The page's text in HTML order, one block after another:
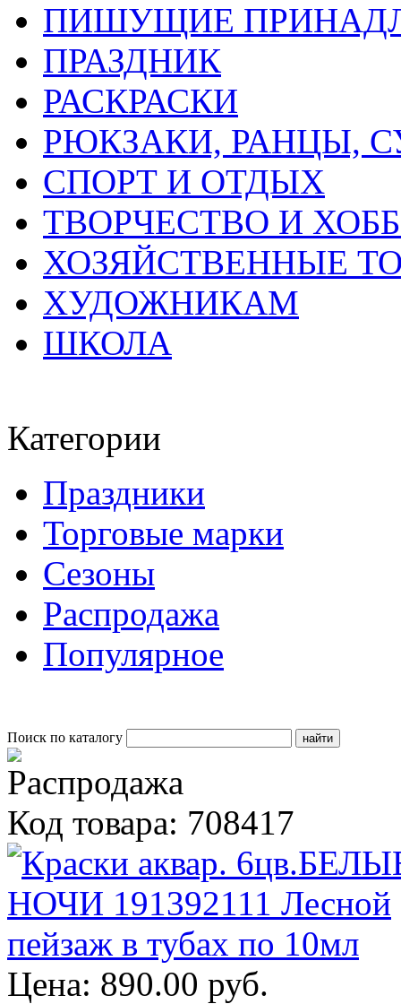
ПИШУЩИЕ
ПРАЗДНИК
РАСКРАСКИ
РЮКЗАКИ, РАНЦЫ,
СПОРТ И ОТДЫХ
ТВОРЧЕСТВО И
ХОЗЯЙСТВЕННЫЕ
ХУДОЖНИКАМ
ШКОЛА
Категории
Праздники
Торговые марки
Сезоны
Распродажа
Популярное
Поиск по каталогу
Код товара: 708417
Цена: 890.00 руб.